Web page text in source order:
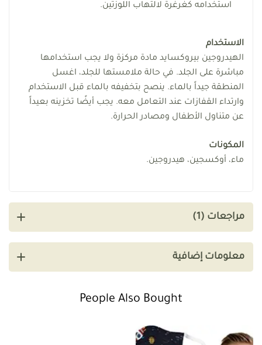
استخدامه كغرغرة لالتهاب اللوزتين.
الاستخدام
الهيدروجين بيروكسايد مادة مركزة ولا يجب استخدامها
مباشرة على الجلد. في حالة ملامستها للجلد، اغسل
المنطقة جيداً بالماء. ينصح بتخفيفه بالماء قبل الاستخدام
وارتداء القفازات عند التعامل معه. يجب أيضًا تخزينه بعيداً
عن متناول الأطفال ومصادر الحرارة.
المكونات
ماء، أوكسجين، هيدروجين.
مراجعات (1)
معلومات إضافية
People Also Bought